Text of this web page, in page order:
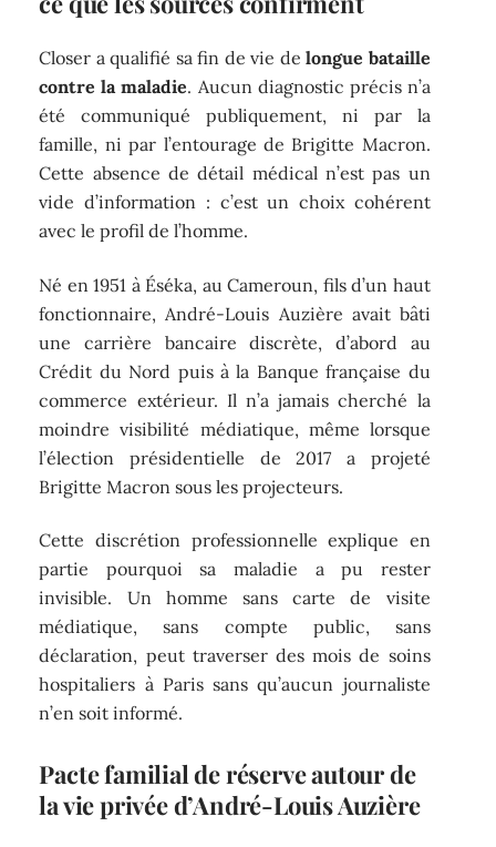
Closer a qualifié sa fin de vie delongue bataille
contre la maladie. Aucun diagnostic précis n’a
été communiqué publiquement, ni par la
famille, ni par l’entourage de Brigitte Macron.
Cette absence de détail médical n’est pas un
vide d’information : c’est un choix cohérent
avec le profil de l’homme.
Né en 1951 à Éséka, au Cameroun, fils d’un haut
fonctionnaire, André-Louis Auzière avait bâti
une carrière bancaire discrète, d’abord au
Crédit du Nord puis à la Banque française du
commerce extérieur. Il n’a jamais cherché la
moindre visibilité médiatique, même lorsque
l’élection présidentielle de 2017 a projeté
Brigitte Macron sous les projecteurs.
Cette discrétion professionnelle explique en
partie pourquoi sa maladie a pu rester
invisible. Un homme sans carte de visite
médiatique, sans compte public, sans
déclaration, peut traverser des mois de soins
hospitaliers à Paris sans qu’aucun journaliste
n’en soit informé.
Pacte familial de réserve autour de
la vie privée d’André-Louis Auzière